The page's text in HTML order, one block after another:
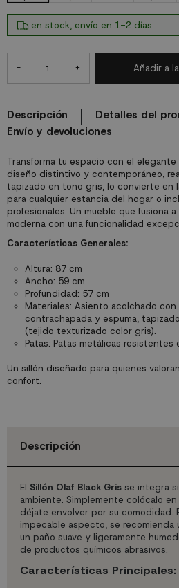
Transforma tu espacio con el elegante
diseño distintivo y contemporáneo,
tapizado en tono gris, lo convierte en
para cualquier estancia del hogar o
profesionales. Un mueble que fusiona
moderna con una funcionalidad
Características Generales:
Altura: 87 cm
Ancho: 59 cm
Profundidad: 57 cm
Materiales: Asiento acolchado
contrachapada y espuma,
(tejido texturizado color gris).
Patas: Patas metálicas resistentes
Un sillón diseñado para quienes
confort.
en stock, envío en 1-2 días
- + Añadir a
Descripción
Detalles del
Envío y devoluciones
Descripción
El Sillón Olaf Black Grisse integra
ambiente. Simplemente colócalo
déjate envolver por su comodidad.
impecable aspecto, se recomienda
un paño suave y ligeramente
de productos químicos abrasivos.
Características Principales: